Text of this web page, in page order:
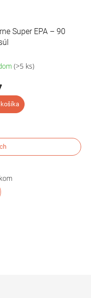
Super EPA – 90
(>5 ks)
košíka